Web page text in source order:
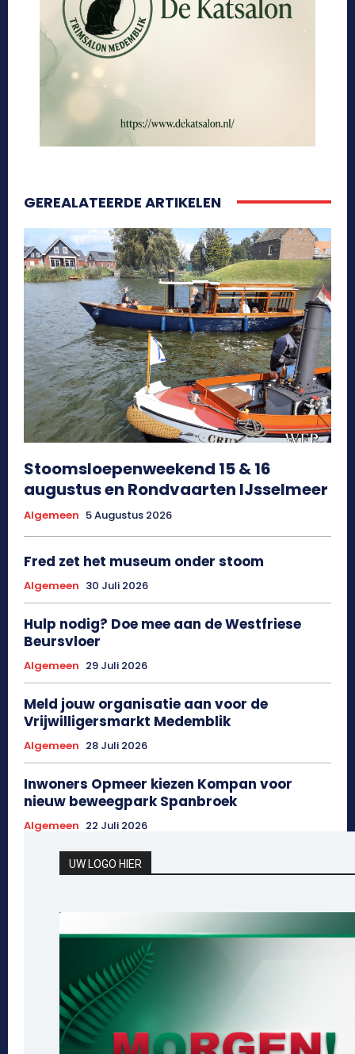
GEREALATEERDE ARTIKELEN
Stoomsloepenweekend 15 & 16
augustus en Rondvaarten IJsselmeer
Algemeen 5 Augustus 2026
Fred zet het museum onder stoom
Algemeen 30 Juli 2026
Hulp nodig? Doe mee aan de Westfriese
Beursvloer
Algemeen 29 Juli 2026
Meld jouw organisatie aan voor de
Vrijwilligersmarkt Medemblik
Algemeen 28 Juli 2026
Inwoners Opmeer kiezen Kompan voor
nieuw beweegpark Spanbroek
Algemeen 22 Juli 2026
UW LOGO HIER